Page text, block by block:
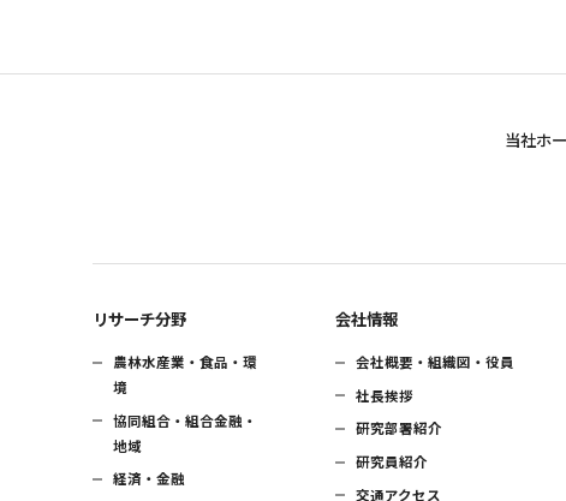
当社ホ
リサーチ分野
農林水産業・食品・環
境
協同組合・組合金融・
地域
経済・金融
会社情報
会社概要・組織図・役員
社長挨拶
研究部署紹介
研究員紹介
交通アクセス